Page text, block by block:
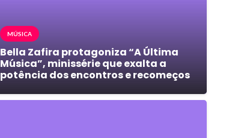
MÚSICA
Bella Zafira protagoniza “A Última
Música”, minissérie que exalta a
potência dos encontros e recomeços